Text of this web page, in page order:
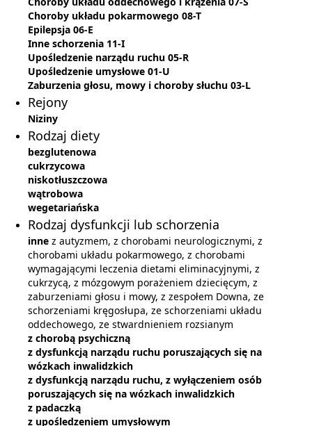
Choroby układu pokarmowego 08-T
Epilepsja 06-E
Inne schorzenia 11-I
Upośledzenie narządu ruchu 05-R
Upośledzenie umysłowe 01-U
Zaburzenia głosu, mowy i choroby słuchu 03-L
Rejony
Niziny
Rodzaj diety
bezglutenowa
cukrzycowa
niskotłuszczowa
wątrobowa
wegetariańska
Rodzaj dysfunkcji lub schorzenia
inne z autyzmem, z chorobami neurologicznymi, z
chorobami układu pokarmowego, z chorobami
wymagającymi leczenia dietami eliminacyjnymi, z
cukrzycą, z mózgowym porażeniem dziecięcym, z
zaburzeniami głosu i mowy, z zespołem Downa, ze
schorzeniami kręgosłupa, ze schorzeniami układu
oddechowego, ze stwardnieniem rozsianym
z chorobą psychiczną
z dysfunkcją narządu ruchu poruszających się na
wózkach inwalidzkich
z dysfunkcją narządu ruchu, z wyłączeniem osób
poruszających się na wózkach inwalidzkich
z padaczką
z upośledzeniem umysłowym